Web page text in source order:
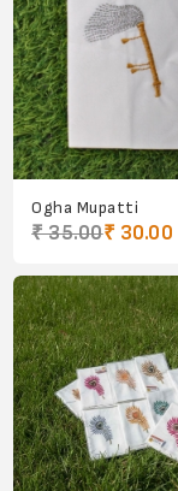
Ogha Mupatti
₹ 35.00₹ 30.00